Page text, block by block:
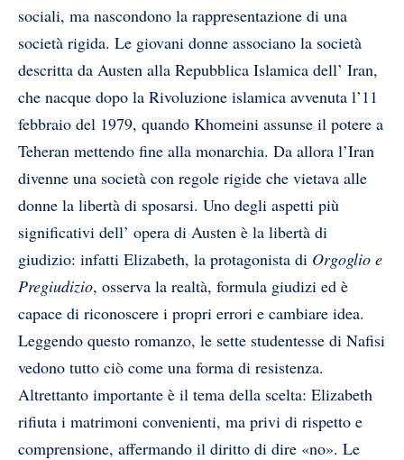
sociali, ma nascondono la rappresentazione di una
società rigida. Le giovani donne associano la società
descritta da Austen alla Repubblica Islamica dell’ Iran,
che nacque dopo la Rivoluzione islamica avvenuta l’11
febbraio del 1979, quando Khomeini assunse il potere a
Teheran mettendo fine alla monarchia. Da allora l’Iran
divenne una società con regole rigide che vietava alle
donne la libertà di sposarsi. Uno degli aspetti più
significativi dell’ opera di Austen è la libertà di
giudizio: infatti Elizabeth, la protagonista di Orgoglio e
Pregiudizio, osserva la realtà, formula giudizi ed è
capace di riconoscere i propri errori e cambiare idea.
Leggendo questo romanzo, le sette studentesse di Nafisi
vedono tutto ciò come una forma di resistenza.
Altrettanto importante è il tema della scelta: Elizabeth
rifiuta i matrimoni convenienti, ma privi di rispetto e
comprensione, affermando il diritto di dire «no». Le